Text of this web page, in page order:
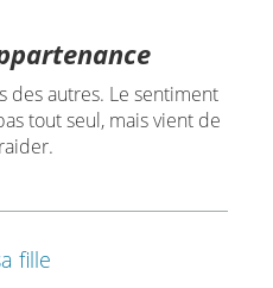
des autres. Le sentiment
tout seul, mais vient de